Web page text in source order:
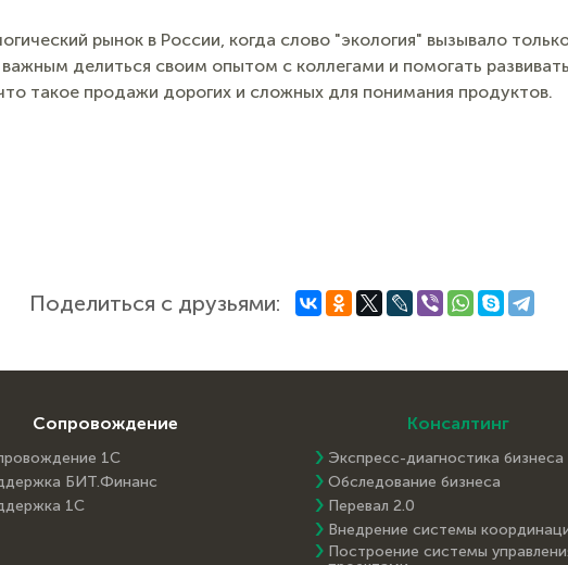
рынок в России, когда слово "экология" вызывало
делиться своим опытом с коллегами и помогать
такое продажи дорогих и сложных для понимания продуктов.
Поделиться с друзьями:
Сопровождение
1С
БИТ.Финанс
1С
Консалтинг
Экспресс-диагностика бизнеса
Обследование бизнеса
Перевал 2.0
Внедрение системы
Построение системы